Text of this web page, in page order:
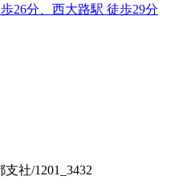
26分、西大路駅 徒歩29分
社/1201_3432